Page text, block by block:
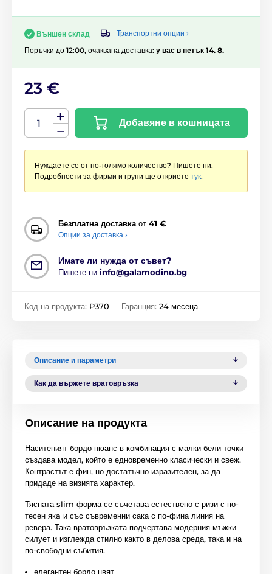
Външен склад
Транспортни опции ›
Поръчки до 12:00, очаквана доставка: у вас в петък 14. 8.
23 €
Добавяне в кошницата
Нуждаете се от по-голямо количество? Пишете ни.
Подробности за фирми и групи ще откриете тук.
Безплатна доставкаот 41 €
Опции за доставка ›
Имате ли нужда от съвет?
Пишете ни info@galamodino.bg
Код на продукта: P370 Гаранция: 24 месеца
Описание и параметри
Как да вържете вратовръзка
Описание на продукта
Наситеният бордо нюанс в комбинация с малки бели точки
създава модел, който е едновременно класически и свеж.
Контрастът е фин, но достатъчно изразителен, за да
придаде на визията характер.
Тясната slim форма се съчетава естествено с ризи с по-
тесен якa и със съвременни сака с по-фина линия на
ревера. Така вратовръзката подчертава модерния мъжки
силует и изглежда стилно както в делова среда, така и на
по-свободни събития.
елегантен бордо цвят